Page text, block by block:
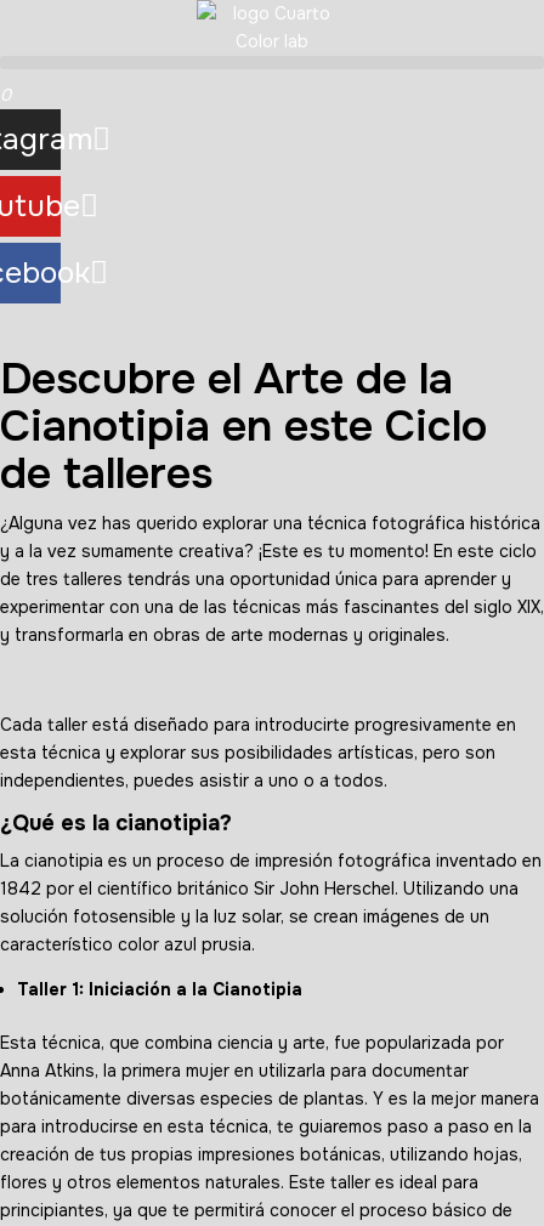
0
Descubre el Arte de la
Cianotipia en este Ciclo
de talleres
¿Alguna vez has querido explorar una técnica fotográfica histórica
y a la vez sumamente creativa? ¡Este es tu momento! En este ciclo
de tres talleres tendrás una oportunidad única para aprender y
experimentar con una de las técnicas más fascinantes del siglo XIX,
y transformarla en obras de arte modernas y originales.
Cada taller está diseñado para introducirte progresivamente en
esta técnica y explorar sus posibilidades artísticas, pero son
independientes, puedes asistir a uno o a todos.
¿Qué es la cianotipia?
La cianotipia es un proceso de impresión fotográfica inventado en
1842 por el científico británico Sir John Herschel. Utilizando una
solución fotosensible y la luz solar, se crean imágenes de un
característico color azul prusia.
Taller 1: Iniciación a la Cianotipia
Esta técnica, que combina ciencia y arte, fue popularizada por
Anna Atkins, la primera mujer en utilizarla para documentar
botánicamente diversas especies de plantas. Y es la mejor manera
para introducirse en esta técnica, te guiaremos paso a paso en la
creación de tus propias impresiones botánicas, utilizando hojas,
flores y otros elementos naturales. Este taller es ideal para
principiantes, ya que te permitirá conocer el proceso básico de